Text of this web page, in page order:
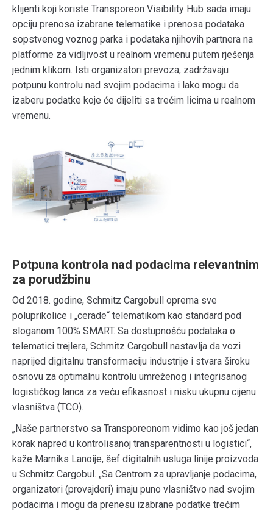
klijenti koji koriste Transporeon Visibility Hub sada imaju
opciju prenosa izabrane telematike i prenosa podataka
sopstvenog voznog parka i podataka njihovih partnera na
platforme za vidljivost u realnom vremenu putem rješenja
jednim klikom. Isti organizatori prevoza, zadržavaju
potpunu kontrolu nad svojim podacima i lako mogu da
izaberu podatke koje će dijeliti sa trećim licima u realnom
vremenu.
Potpuna kontrola nad podacima relevantnim
za porudžbinu
Od 2018. godine, Schmitz Cargobull oprema sve
poluprikolice i „cerade“ telematikom kao standard pod
sloganom 100% SMART. Sa dostupnošću podataka o
telematici trejlera, Schmitz Cargobull nastavlja da vozi
naprijed digitalnu transformaciju industrije i stvara široku
osnovu za optimalnu kontrolu umreženog i integrisanog
logističkog lanca za veću efikasnost i nisku ukupnu cijenu
vlasništva (TCO).
„Naše partnerstvo sa Transporeonom vidimo kao još jedan
korak napred u kontrolisanoj transparentnosti u logistici“,
kaže Marniks Lanoije, šef digitalnih usluga linije proizvoda
u Schmitz Cargobul. „Sa Centrom za upravljanje podacima,
organizatori (provajderi) imaju puno vlasništvo nad svojim
podacima i mogu da prenesu izabrane podatke trećim